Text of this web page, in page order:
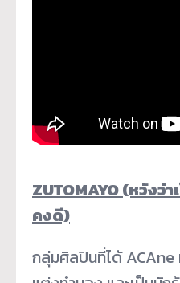
ZUTOMAYO (หวังว่
คงดี)
กลุ่มศิลปินที่ได้